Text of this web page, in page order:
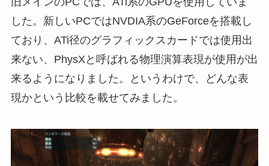
した。新しいPCではNVDIA系のGeForceを搭載し
ており、ATi径のグラフィックスカードでは使用出
来ない、PhysXと呼ばれる物理演算表現が使用が出
来るようになりました。というわけで、どんな表
現かという比較を載せてみました。